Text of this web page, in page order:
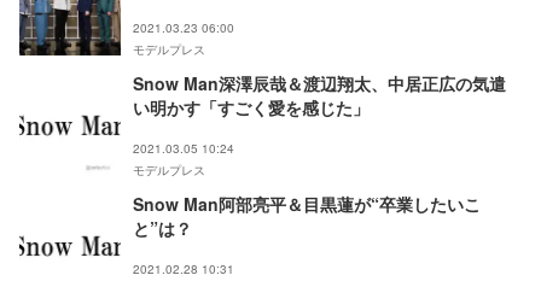
2021.03.23 06:00
モデルプレス
Snow Man深澤辰哉＆渡辺翔太、中居正広の気遣
い明かす「すごく愛を感じた」
2021.03.05 10:24
モデルプレス
Snow Man阿部亮平＆目黒蓮が“卒業したいこ
と”は？
2021.02.28 10:31